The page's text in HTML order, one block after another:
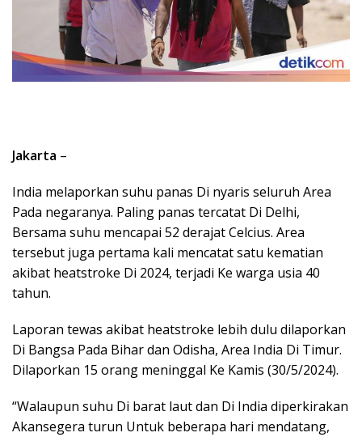
Jakarta –
India melaporkan suhu panas Di nyaris seluruh Area
Pada negaranya. Paling panas tercatat Di Delhi,
Bersama suhu mencapai 52 derajat Celcius. Area
tersebut juga pertama kali mencatat satu kematian
akibat heatstroke Di 2024, terjadi Ke warga usia 40
tahun.
Laporan tewas akibat heatstroke lebih dulu dilaporkan
Di Bangsa Pada Bihar dan Odisha, Area India Di Timur.
Dilaporkan 15 orang meninggal Ke Kamis (30/5/2024).
“Walaupun suhu Di barat laut dan Di India diperkirakan
Akansegera turun Untuk beberapa hari mendatang,